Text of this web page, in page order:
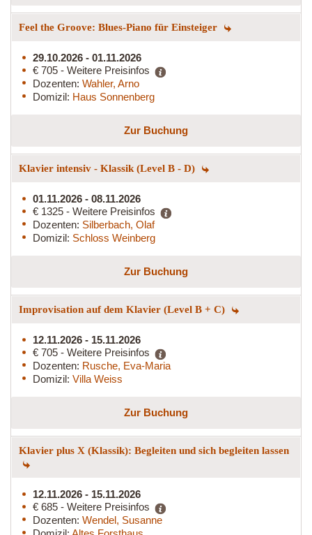
Feel the Groove: Blues-Piano für Einsteiger
29.10.2026 - 01.11.2026
€ 705 - Weitere Preisinfos
Dozenten: Wahler, Arno
Domizil: Haus Sonnenberg
Zur Buchung
Klavier intensiv - Klassik (Level B - D)
01.11.2026 - 08.11.2026
€ 1325 - Weitere Preisinfos
Dozenten: Silberbach, Olaf
Domizil: Schloss Weinberg
Zur Buchung
Improvisation auf dem Klavier (Level B + C)
12.11.2026 - 15.11.2026
€ 705 - Weitere Preisinfos
Dozenten: Rusche, Eva-Maria
Domizil: Villa Weiss
Zur Buchung
Klavier plus X (Klassik): Begleiten und sich begleiten lassen
12.11.2026 - 15.11.2026
€ 685 - Weitere Preisinfos
Dozenten: Wendel, Susanne